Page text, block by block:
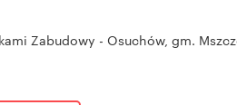
Zabudowy - Osuchów, gm.